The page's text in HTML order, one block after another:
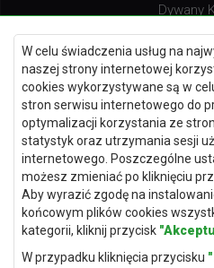
W celu świadczenia usług na
naszej strony internetowej
cookies wykorzystywane są w
stron serwisu internetowego do
optymalizacji korzystania ze
statystyk oraz utrzymania sesji
internetowego. Poszczególne
możesz zmieniać po kliknięciu
Aby wyrazić zgodę na
końcowym plików cookies
kategorii, kliknij przycisk
W przypadku kliknięcia przycisku
Dywany
Dywany
Dywany
Dywany
Dywany
Dywany
Dywany
Dywany